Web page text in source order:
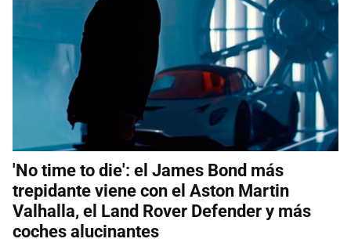
'No time to die': el James Bond más
trepidante viene con el Aston Martin
Valhalla, el Land Rover Defender y más
coches alucinantes